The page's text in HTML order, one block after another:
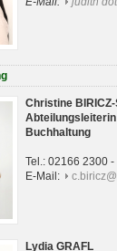
Christine
Abteilungsleiterin
Buchhaltung
Tel.: 02166 2300 -
E-Mail:
Lydia GRAFL